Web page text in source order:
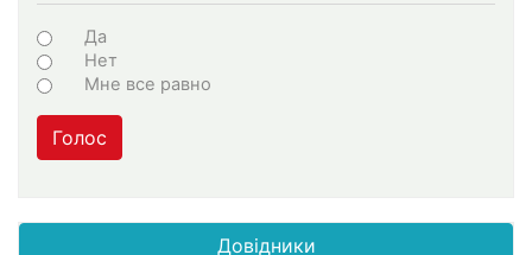
Choices
Да
Нет
Мне все равно
Голос
Довідники